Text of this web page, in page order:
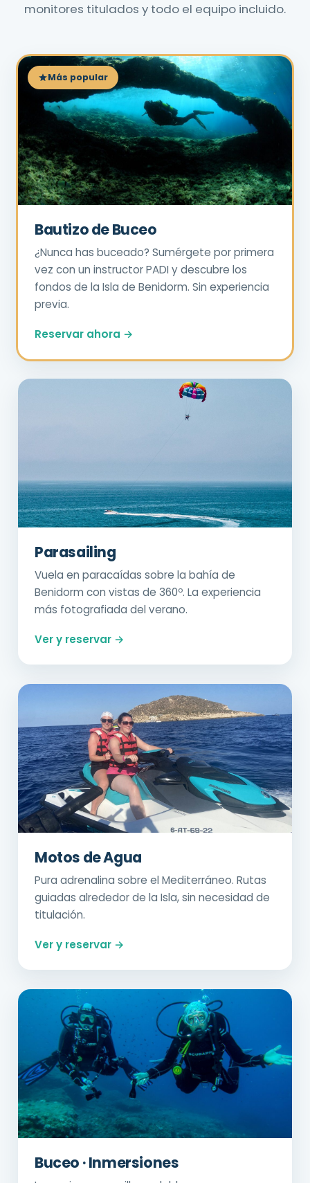
monitores titulados y todo el equipo incluido.
Más popular
Bautizo de Buceo
¿Nunca has buceado? Sumérgete por primera
vez con un instructor PADI y descubre los
fondos de la Isla de Benidorm. Sin experiencia
previa.
Reservar ahora →
Parasailing
Vuela en paracaídas sobre la bahía de
Benidorm con vistas de 360º. La experiencia
más fotografiada del verano.
Ver y reservar →
Motos de Agua
Pura adrenalina sobre el Mediterráneo. Rutas
guiadas alrededor de la Isla, sin necesidad de
titulación.
Ver y reservar →
Buceo · Inmersiones